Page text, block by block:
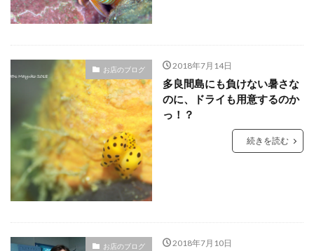
お店のブログ 2018年7月14日
多良間島にも負けない暑さな
のに、ドライも用意するのか
っ！？
続きを読む
お店のブログ 2018年7月10日